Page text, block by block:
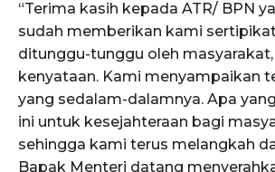
“Terima kasih kepada ATR/ BPN
sudah memberikan kami
ditunggu-tunggu oleh masyarakat,
kenyataan. Kami menyampaikan
yang sedalam-dalamnya. Apa
ini untuk kesejahteraan bagi
sehingga kami terus melangkah
Bapak Menteri datang